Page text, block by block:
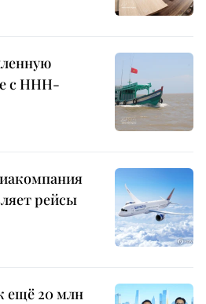
с ННН-
рейсы
ещё 20 млн